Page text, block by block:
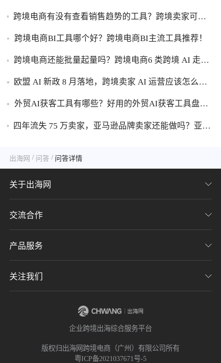
跨境电商有没有查看销售趋势的工具？跨境卖家可以
跨境电商BI工具哪个好？跨境电商BI主流工具推荐！
跨境电商还能批量起量吗？跨境电商6 类跨境 AI 走量
欧盟 AI 新政 8 月落地，跨境卖家 AI 运营应该怎么应
外贸AI获客工具有哪些？好用的外贸AI获客工具盘
四年流失 75 万卖家，亚马逊品牌卖家还能做吗？亚马
出海网 / 问答 / 问答详情
关于出海网
关于我们
加入我们
隐私协议
交流合作
联系我们
意见反馈
产品服务
CHWE全球跨境电商展
关注我们
企业跨境出海综合服务平台
版权归出海网跨境电商（广州）有限公司所有
粤ICP备2021037671号-5